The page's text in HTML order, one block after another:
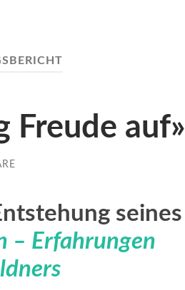
Freude auf»
seines
– Erfahrungen